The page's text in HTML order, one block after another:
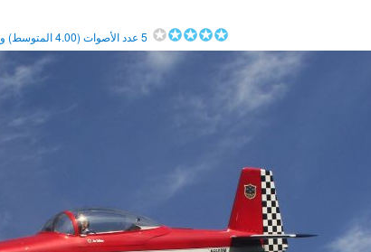
5عدد الأصوات (4.00المتوسط) و